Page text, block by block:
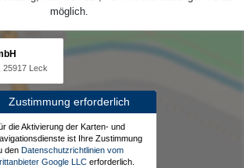
möglich.
25917 Leck
Zustimmung erforderlich
die Aktivierung der Karten- und
ist Ihre Zustimmung
den Datenschutzrichtlinien vom
Google LLC erforderlich.